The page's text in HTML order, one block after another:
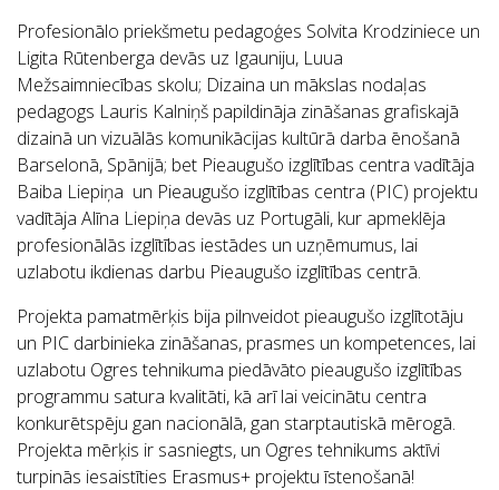
Profesionālo priekšmetu pedagoģes Solvita Krodziniece un
Ligita Rūtenberga devās uz Igauniju, Luua
Mežsaimniecības skolu; Dizaina un mākslas nodaļas
pedagogs Lauris Kalniņš papildināja zināšanas grafiskajā
dizainā un vizuālās komunikācijas kultūrā darba ēnošanā
Barselonā, Spānijā; bet Pieaugušo izglītības centra vadītāja
Baiba Liepiņa un Pieaugušo izglītības centra (PIC) projektu
vadītāja Alīna Liepiņa devās uz Portugāli, kur apmeklēja
profesionālās izglītības iestādes un uzņēmumus, lai
uzlabotu ikdienas darbu Pieaugušo izglītības centrā.
Projekta pamatmērķis bija pilnveidot pieaugušo izglītotāju
un PIC darbinieka zināšanas, prasmes un kompetences, lai
uzlabotu Ogres tehnikuma piedāvāto pieaugušo izglītības
programmu satura kvalitāti, kā arī lai veicinātu centra
konkurētspēju gan nacionālā, gan starptautiskā mērogā.
Projekta mērķis ir sasniegts, un Ogres tehnikums aktīvi
turpinās iesaistīties Erasmus+ projektu īstenošanā!